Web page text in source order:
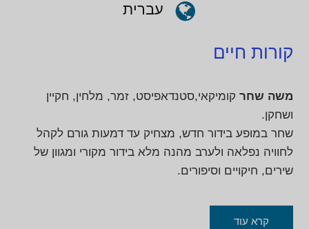
עברית
קורות חיים
משה שחר קומיקאי,סטנדאפיסט, זמר, מלחין, חקיין
ושחקן.
שחר במופע בידור חדש, מצחיק עד דמעות גורם לקהל
לחוויה נפלאה ולערב מהנה מלא בידור מקורי ומגוון של
שירים, חיקויים וסיפורים.
קרא עוד